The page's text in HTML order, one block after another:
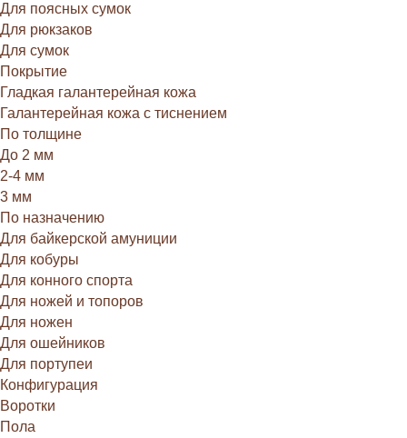
Для поясных сумок
Для рюкзаков
Для сумок
Покрытие
Гладкая галантерейная кожа
Галантерейная кожа с тиснением
По толщине
До 2 мм
2-4 мм
3 мм
По назначению
Для байкерской амуниции
Для кобуры
Для конного спорта
Для ножей и топоров
Для ножен
Для ошейников
Для портупеи
Конфигурация
Воротки
Пола